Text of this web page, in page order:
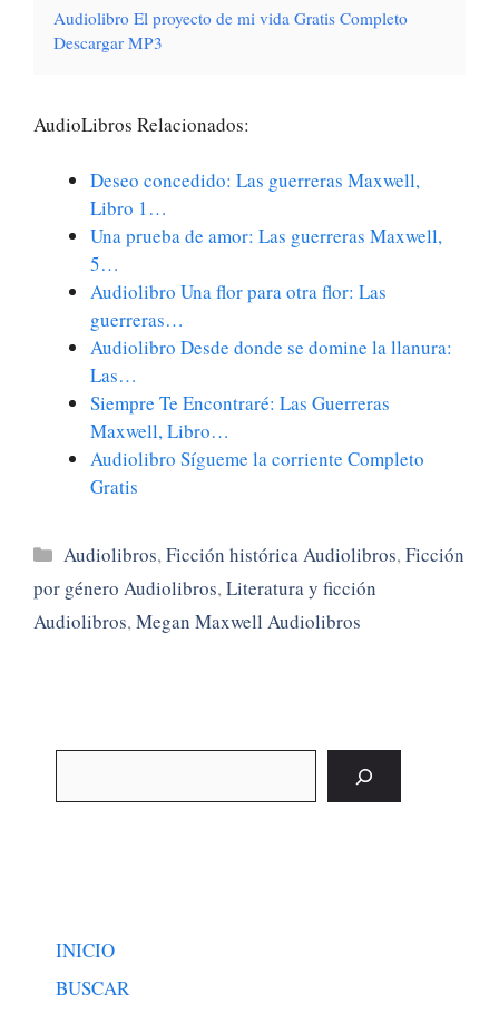
Audiolibro El proyecto de mi vida Gratis Completo
Descargar MP3
AudioLibros Relacionados:
Deseo concedido: Las guerreras Maxwell,
Libro 1…
Una prueba de amor: Las guerreras Maxwell,
5…
Audiolibro Una flor para otra flor: Las
guerreras…
Audiolibro Desde donde se domine la llanura:
Las…
Siempre Te Encontraré: Las Guerreras
Maxwell, Libro…
Audiolibro Sígueme la corriente Completo
Gratis
Categorías
Audiolibros,Ficción histórica Audiolibros,Ficción
por género Audiolibros,Literatura y ficción
Audiolibros,Megan Maxwell Audiolibros
INICIO
BUSCAR